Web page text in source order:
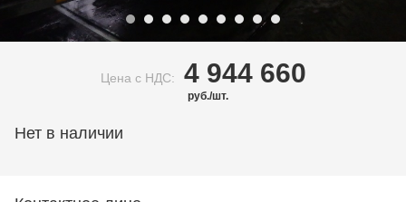
Цена c НДС: 4 944 660
руб./шт.
Нет в наличии